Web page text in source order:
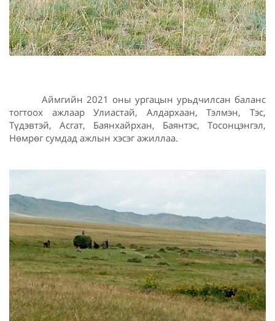
Аймгийн 2021 оны ургацын урьдчилсан баланс
тогтоох ажлаар Улиастай, Алдархаан, Тэлмэн, Тэс,
Түдэвтэй, Асгат, Баянхайрхан, Баянтэс, Тосонцэнгэл,
Нөмрөг сумдад ажлын хэсэг ажиллаа.